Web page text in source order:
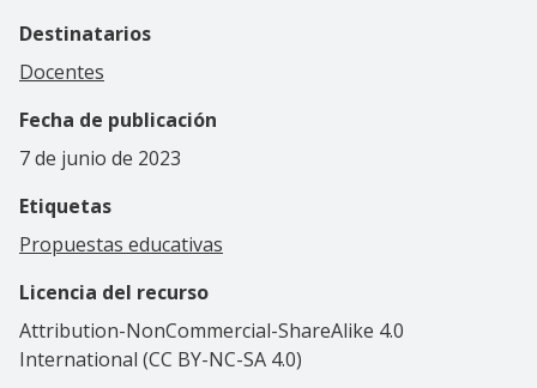
Destinatarios
Docentes
Fecha de publicación
7 de junio de 2023
Etiquetas
Propuestas educativas
Licencia del recurso
Attribution-NonCommercial-ShareAlike 4.0
International (CC BY-NC-SA 4.0)